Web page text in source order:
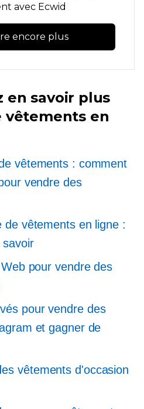
avec Ecwid
encore plus
en savoir plus
vêtements en
vêtements : comment
vendre des
de vêtements en ligne :
savoir
pour vendre des
pour vendre des
et gagner de
vêtements d'occasion